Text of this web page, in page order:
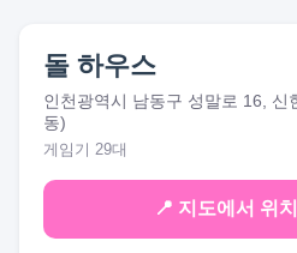
돌 하우스
인천광역시 남동구 성말로 16, 신
동)
게임기 29대
📍 지도에서 위